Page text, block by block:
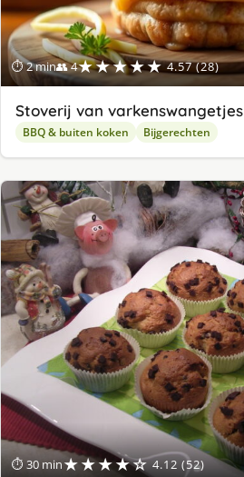
⏱ 2 min👥 4★★★★★ 4.57 (28)
Stoverij van varkenswangetjes
BBQ & buiten koken Bijgerechten
⏱ 30 min★★★★☆ 4.12 (52)